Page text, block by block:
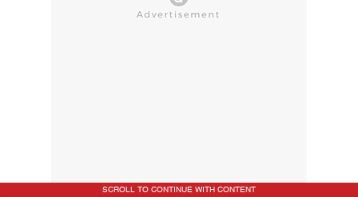
SCROLL TO CONTINUE WITH CONTENT